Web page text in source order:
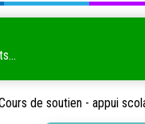
de soutien - appui